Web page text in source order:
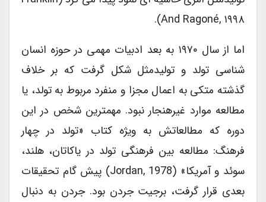
And Ragoné, ۱۹۹۸).
اما از سال ۱۹۷۰ به بعد ادبیات مهمی در حوزه انسان
شناسی تولد و تولیدمثل شکل گرفت که بر خلاف
گذشته متکی به اعمال مجزا و منفرد مربوط به تولد، یا
مطالعه موارد غیرهنجار نبود. مهمترین شخص در این
دوره که مطالعاتش به ویژه کتاب «تولد در چهار
فرهنگ: مطالعه بین فرهنگی تولد در یاکاتان، هلند،
سوئد و آمریکا» (Jordan, 1978) پیش گام تحقیقات
بعدی قرار گرفت، برجیت جردن بود. جردن به دنبال